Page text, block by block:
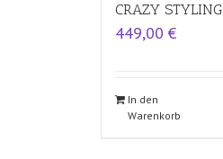
CRAZY STYLING
449,00 €
In den
Warenkorb